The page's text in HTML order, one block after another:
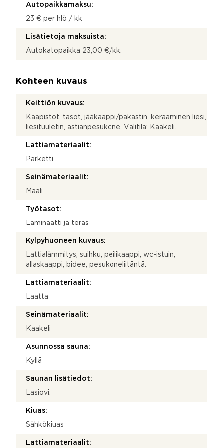
Autopaikkamaksu:
23 € per hlö / kk
Lisätietoja maksuista:
Autokatopaikka 23,00 €/kk.
Kohteen kuvaus
Keittiön kuvaus:
Kaapistot, tasot, jääkaappi/pakastin, keraaminen liesi,
liesituuletin, astianpesukone. Välitila: Kaakeli.
Lattiamateriaalit:
Parketti
Seinämateriaalit:
Maali
Työtasot:
Laminaatti ja teräs
Kylpyhuoneen kuvaus:
Lattialämmitys, suihku, peilikaappi, wc-istuin,
allaskaappi, bidee, pesukoneliitäntä.
Lattiamateriaalit:
Laatta
Seinämateriaalit:
Kaakeli
Asunnossa sauna:
Kyllä
Saunan lisätiedot:
Lasiovi.
Kiuas:
Sähkökiuas
Lattiamateriaalit: